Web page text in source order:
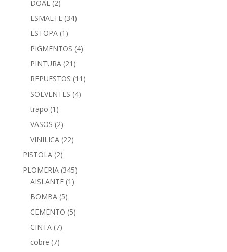
DOAL (2)
ESMALTE (34)
ESTOPA (1)
PIGMENTOS (4)
PINTURA (21)
REPUESTOS (11)
SOLVENTES (4)
trapo (1)
VASOS (2)
VINILICA (22)
PISTOLA (2)
PLOMERIA (345)
AISLANTE (1)
BOMBA (5)
CEMENTO (5)
CINTA (7)
cobre (7)